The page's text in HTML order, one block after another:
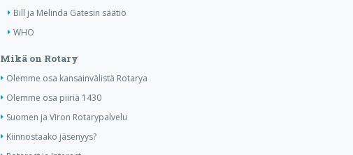
Bill ja Melinda Gatesin säätiö
WHO
Mikä on Rotary
Olemme osa kansainvälistä Rotarya
Olemme osa piiriä 1430
Suomen ja Viron Rotarypalvelu
Kiinnostaako jäsenyys?